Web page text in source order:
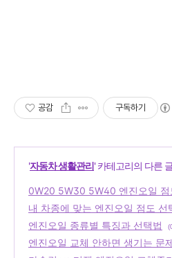
공감 구독하기
'자동차 생활관리' 카테고리의 다른
0W20 5W30 5W40 엔진오일 점
택 기준
(0)
내 차종에 맞는 엔진오일 점도 선
엔진오일 종류별 특징과 선택법
엔진오일 교체 안하면 생기는 문